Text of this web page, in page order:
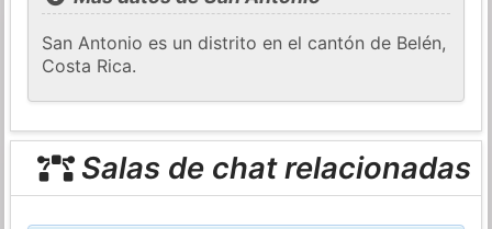
San Antonio es un distrito en el cantón de Belén,
Costa Rica.
Salas de chat relacionadas